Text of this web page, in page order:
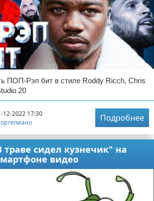
ПОП-Рэп бит в стиле Roddy Ricch, Chris
20
12-2022 17:30
Подробнее
траве сидел кузнечик" на
видео